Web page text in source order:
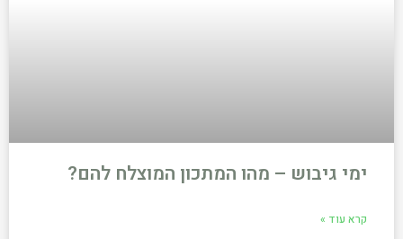
ימי גיבוש – מהו המתכון המוצלח להם?
קרא עוד »